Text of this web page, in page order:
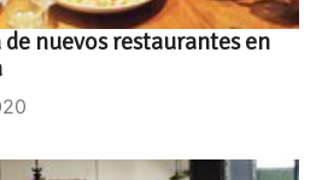
nuevos restaurantes en